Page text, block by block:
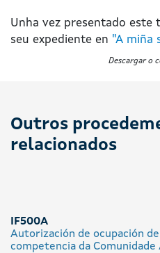
Unha vez presentado
seu expediente en "A miña
Descargar o
Outros
relacionados
IF500A
Autorización de ocupación
competencia da